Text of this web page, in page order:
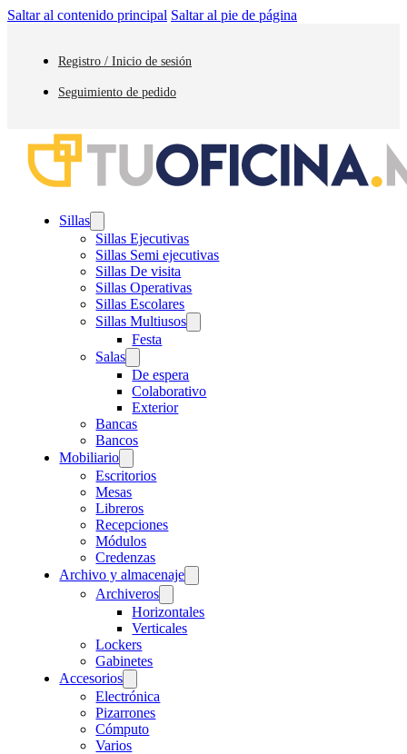
Saltar al contenido principal Saltar al pie de página
Registro / Inicio de sesión
Seguimiento de pedido
Sillas
Sillas Ejecutivas
Sillas Semi ejecutivas
Sillas De visita
Sillas Operativas
Sillas Escolares
Sillas Multiusos
Festa
Salas
De espera
Colaborativo
Exterior
Bancas
Bancos
Mobiliario
Escritorios
Mesas
Libreros
Recepciones
Módulos
Credenzas
Archivo y almacenaje
Archiveros
Horizontales
Verticales
Lockers
Gabinetes
Accesorios
Electrónica
Pizarrones
Cómputo
Varios